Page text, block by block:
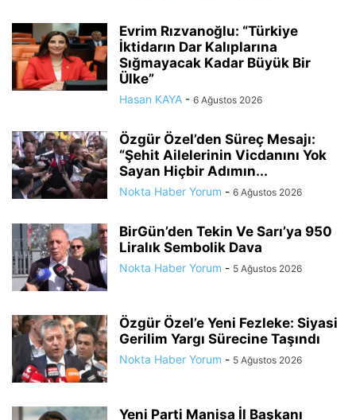
Evrim Rızvanoğlu: “Türkiye
İktidarın Dar Kalıplarına
Sığmayacak Kadar Büyük Bir
Ülke”
Hasan KAYA - 6 Ağustos 2026
Özgür Özel’den Süreç Mesajı:
“Şehit Ailelerinin Vicdanını Yok
Sayan Hiçbir Adımın...
Nokta Haber Yorum - 6 Ağustos 2026
BirGün’den Tekin Ve Sarı’ya 950
Liralık Sembolik Dava
Nokta Haber Yorum - 5 Ağustos 2026
Özgür Özel’e Yeni Fezleke: Siyasi
Gerilim Yargı Sürecine Taşındı
Nokta Haber Yorum - 5 Ağustos 2026
Yeni Parti Manisa İl Başkanı